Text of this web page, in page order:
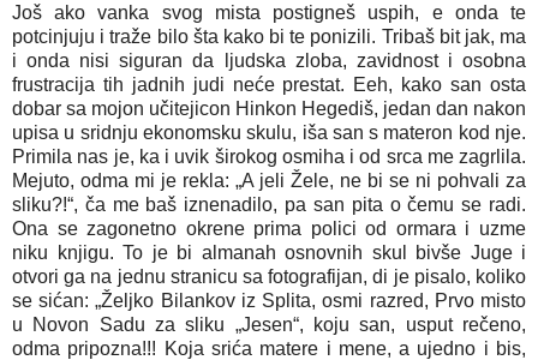
Još ako vanka svog mista postigneš uspih, e onda te
potcinjuju i traže bilo šta kako bi te ponizili. Tribaš bit jak, ma
i onda nisi siguran da ljudska zloba, zavidnost i osobna
frustracija tih jadnih judi neće prestat. Eeh, kako san osta
dobar sa mojon učitejicon Hinkon Hegediš, jedan dan nakon
upisa u sridnju ekonomsku skulu, iša san s materon kod nje.
Primila nas je, ka i uvik širokog osmiha i od srca me zagrlila.
Mejuto, odma mi je rekla: „A jeli Žele, ne bi se ni pohvali za
sliku?!“, ča me baš iznenadilo, pa san pita o čemu se radi.
Ona se zagonetno okrene prima polici od ormara i uzme
niku knjigu. To je bi almanah osnovnih skul bivše Juge i
otvori ga na jednu stranicu sa fotografijan, di je pisalo, koliko
se sićan: „Željko Bilankov iz Splita, osmi razred, Prvo misto
u Novon Sadu za sliku „Jesen“, koju san, usput rečeno,
odma pripozna!!! Koja srića matere i mene, a ujedno i bis,